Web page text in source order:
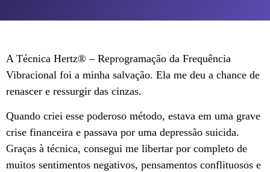
A Técnica Hertz®️ – Reprogramação da Frequência
Vibracional foi a minha salvação. Ela me deu a chance de
renascer e ressurgir das cinzas.
Quando criei esse poderoso método, estava em uma grave
crise financeira e passava por uma depressão suicida.
Graças à técnica, consegui me libertar por completo de
muitos sentimentos negativos, pensamentos conflituosos e